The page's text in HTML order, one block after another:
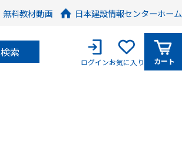
無料教材動画 日本建設情報センターホーム
検索
ログインお気に入り カート